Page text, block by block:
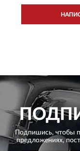
Подпишись, чтобы
предложениях,